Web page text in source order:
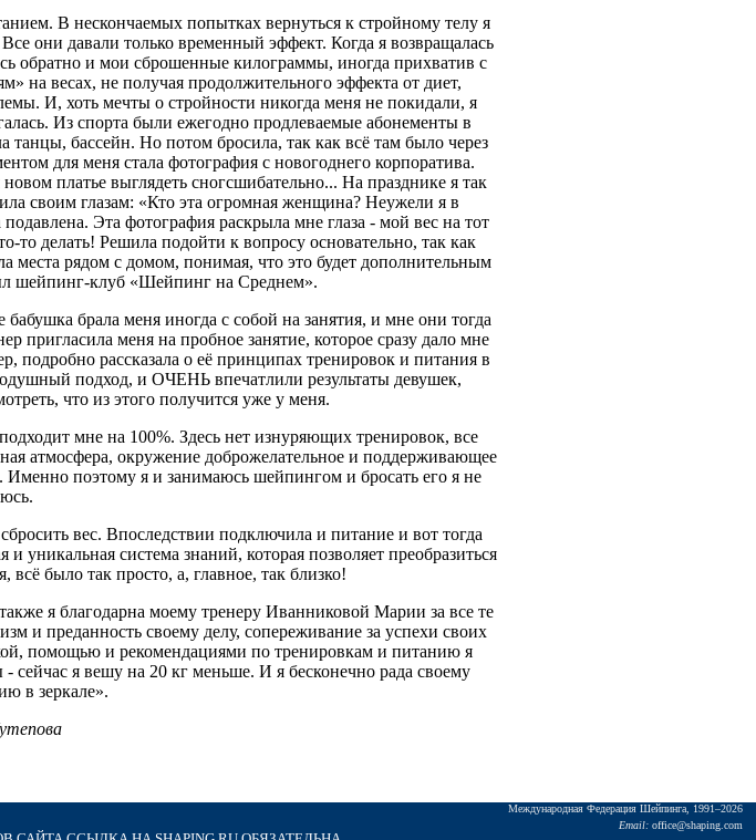
В нескончаемых попытках вернуться к стройному телу я
они давали только временный эффект. Когда я возвращалась
обратно и мои сброшенные килограммы, иногда прихватив с
на весах, не получая продолжительного эффекта от диет,
И, хоть мечты о стройности никогда меня не покидали, я
Из спорта были ежегодно продлеваемые абонементы в
танцы, бассейн. Но потом бросила, так как всё там было через
для меня стала фотография с новогоднего корпоратива.
платье выглядеть сногсшибательно... На празднике я так
своим глазам: «Кто эта огромная женщина? Неужели я в
Эта фотография раскрыла мне глаза - мой вес на тот
то делать! Решила подойти к вопросу основательно, так как
места рядом с домом, понимая, что это будет дополнительным
шейпинг-клуб «Шейпинг на Среднем».
брала меня иногда с собой на занятия, и мне они тогда
пригласила меня на пробное занятие, которое сразу дало мне
рассказала о её принципах тренировок и питания в
подход, и ОЧЕНЬ впечатлили результаты девушек,
что из этого получится уже у меня.
мне на 100%. Здесь нет изнуряющих тренировок, все
атмосфера, окружение доброжелательное и поддерживающее
поэтому я и занимаюсь шейпингом и бросать его я не
вес. Впоследствии подключила и питание и вот тогда
уникальная система знаний, которая позволяет преобразиться
было так просто, а, главное, так близко!
я благодарна моему тренеру Иванниковой Марии за все те
и преданность своему делу, сопереживание за успехи своих
помощью и рекомендациями по тренировкам и питанию я
- сейчас я вешу на 20 кг меньше. И я бесконечно рада своему
в зеркале».
Междунаpодная Федеpация Шейпинга, 1991–2026
Email: office@shaping.com